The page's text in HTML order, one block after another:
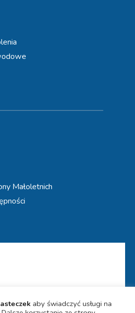
Małoletnich
aby świadczyć usługi na